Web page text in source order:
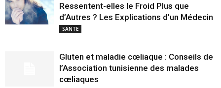
Ressentent-elles le Froid Plus que
d’Autres ? Les Explications d’un Médecin
SANTE
Gluten et maladie cœliaque : Conseils de
l’Association tunisienne des malades
cœliaques